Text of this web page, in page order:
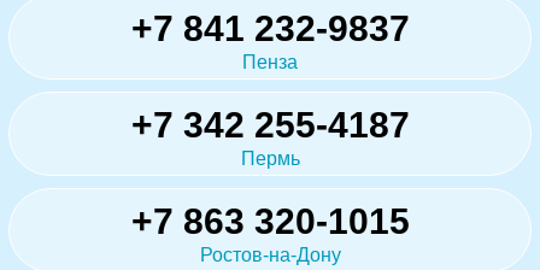
+7 841 232-9837
Пенза
+7 342 255-4187
Пермь
+7 863 320-1015
Ростов-на-Дону